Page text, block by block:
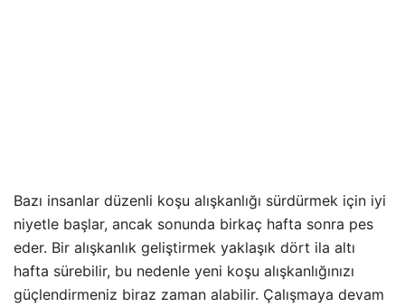
Bazı insanlar düzenli koşu alışkanlığı sürdürmek için iyi
niyetle başlar, ancak sonunda birkaç hafta sonra pes
eder. Bir alışkanlık geliştirmek yaklaşık dört ila altı
hafta sürebilir, bu nedenle yeni koşu alışkanlığınızı
güçlendirmeniz biraz zaman alabilir. Çalışmaya devam